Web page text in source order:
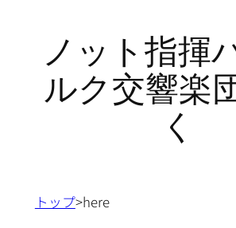
ノット指揮
ルク交響楽
く
トップ>here